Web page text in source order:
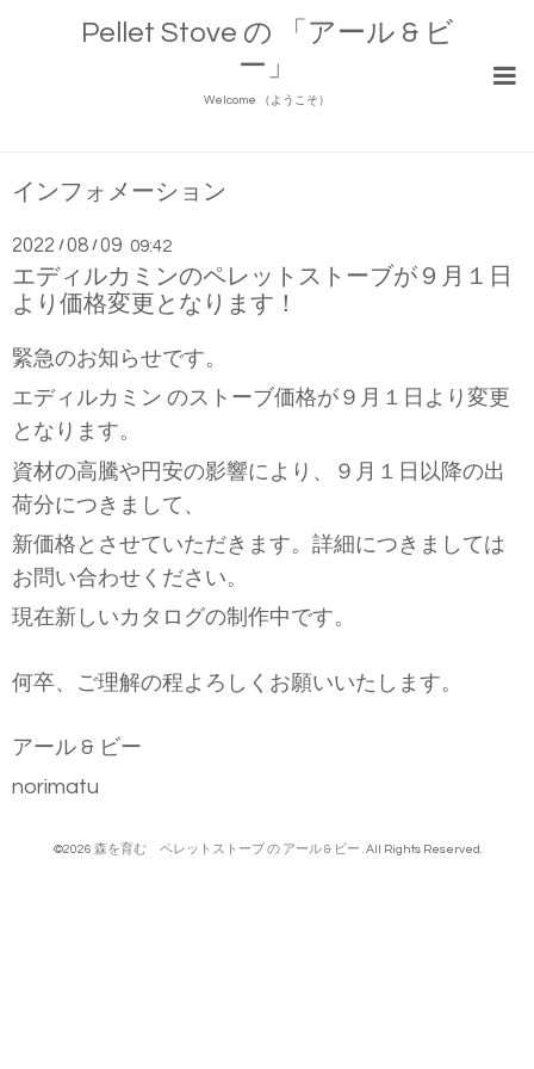
Pellet Stove の 「アール & ビ
ー」
Welcome （ようこそ）
インフォメーション
2022 /08 /09 09:42
エディルカミンのペレットストーブが９月１日
より価格変更となります！
緊急のお知らせです。
エディルカミン のストーブ価格が９月１日より変更
となります。
資材の高騰や円安の影響により、９月１日以降の出
荷分につきまして、
新価格とさせていただきます。詳細につきましては
お問い合わせください。
現在新しいカタログの制作中です。
何卒、ご理解の程よろしくお願いいたします。
アール & ビー
norimatu
©2026 森を育む ペレットストーブ の アール & ビー . All Rights Reserved.